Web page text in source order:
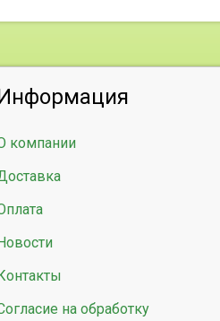
компании
на обработку